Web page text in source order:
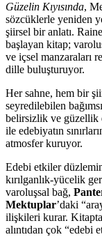
Güzelin Kıyısında,
sözcüklerle yeniden
şiirsel bir anlatı.
başlayan kitap;
ve içsel manzaraları
dille buluşturuyor.
Her sahne, hem bir
seyredilebilen
belirsizlik ve güzellik
ile edebiyatın
atmosfer kuruyor.
Edebi etkiler
kırılganlık-yücelik
varoluşsal bağ,
Mektuplar’daki
ilişkileri kurar.
alıntıdan çok “edebi